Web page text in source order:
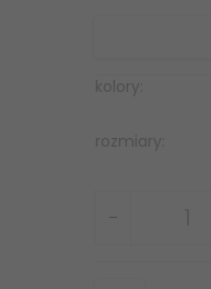
kolory:
rozmiary: